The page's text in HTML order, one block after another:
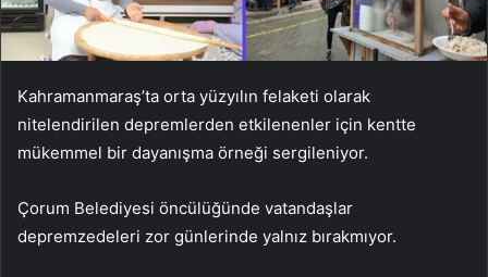
Kahramanmaraş’ta orta yüzyılın felaketi olarak
nitelendirilen depremlerden etkilenenler için kentte
mükemmel bir dayanışma örneği sergileniyor.
Çorum Belediyesi öncülüğünde vatandaşlar
depremzedeleri zor günlerinde yalnız bırakmıyor.